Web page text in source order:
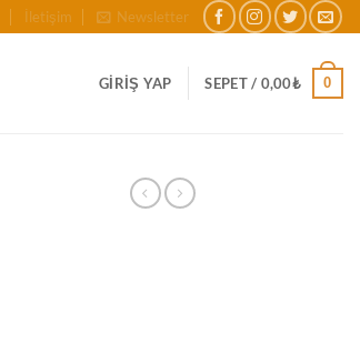
İletişim Newsletter
GIRIŞ YAP SEPET / 0,00₺ 0